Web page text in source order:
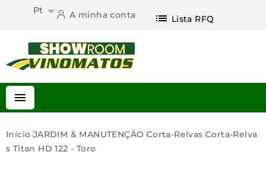
Pt  A minha conta list Lista RFQ

Início JARDIM & MANUTENÇÃO Corta-Relvas Corta-Relva
S Titan HD 122 - Toro